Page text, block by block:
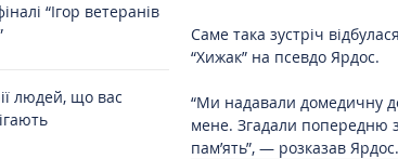
“Ігор ветеранів
людей, що вас
Саме така зустріч
“Хижак” на псевдо Ярдос.
“Ми надавали домедичну
мене. Згадали попередню
пам’ять”, — розказав Ярдос.